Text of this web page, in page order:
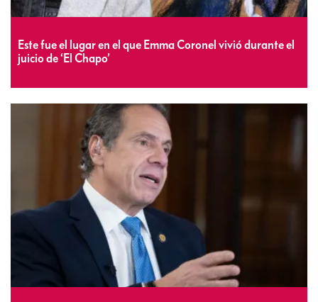
Este fue el lugar en el que Emma Coronel vivió durante el
juicio de ‘El Chapo’